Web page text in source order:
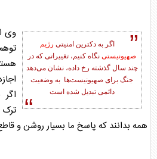
اگر به دکترین امنیتی رژیم
صهیونیستی نگاه کنیم، تغییراتی که در
چند سال گذشته رخ داده، نشان می‌دهد
جنگ برای صهیونیست‌ها به وضعیت
دائمی تبدیل شده است
وی
ترک
همه بدانند که پاسخ ما بسیار روشن و